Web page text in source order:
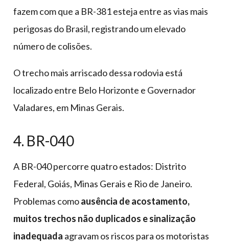
fazem com que a BR-381 esteja entre as vias mais
perigosas do Brasil, registrando um elevado
número de colisões.
O trecho mais arriscado dessa rodovia está
localizado entre Belo Horizonte e Governador
Valadares, em Minas Gerais.
4. BR-040
A BR-040 percorre quatro estados: Distrito
Federal, Goiás, Minas Gerais e Rio de Janeiro.
Problemas comoausência de acostamento,
muitos trechos não duplicados e sinalização
inadequada agravam os riscos para os motoristas